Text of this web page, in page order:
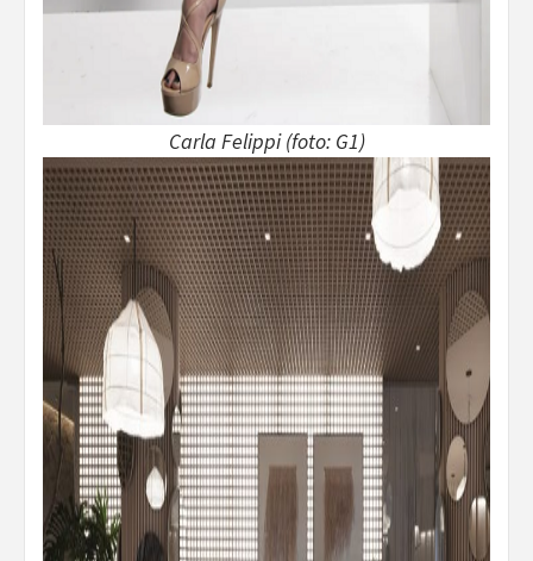
Carla Felippi (foto: G1)